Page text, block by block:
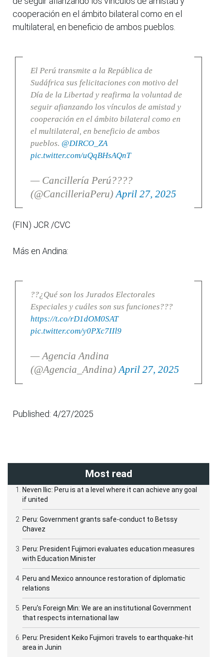
cooperación en el ámbito bilateral como en el
multilateral, en beneficio de ambos pueblos.
El Perú transmite a la República de
Sudáfrica sus felicitaciones con motivo del
Día de la Libertad y reafirma la voluntad de
seguir afianzando los vínculos de amistad y
cooperación en el ámbito bilateral como en
el multilateral, en beneficio de ambos
pueblos. @DIRCO_ZA
pic.twitter.com/uQqBHsAQnT
— Cancillería Perú????
(@CancilleriaPeru) April 27, 2025
(FIN) JCR /CVC
Más en Andina:
??¿Qué son los Jurados Electorales
Especiales y cuáles son sus funciones???
https://t.co/rD1dOM0SAT
pic.twitter.com/y0PXc7IIl9
— Agencia Andina
(@Agencia_Andina)April 27, 2025
Published: 4/27/2025
Most read
Neven Ilic: Peru is at a level where it can achieve any goal
if united
Peru: Government grants safe-conduct to Betssy
Chavez
Peru: President Fujimori evaluates education measures
with Education Minister
Peru and Mexico announce restoration of diplomatic
relations
Peru's Foreign Min: We are an institutional Government
that respects international law
Peru: President Keiko Fujimori travels to earthquake-hit
area in Junin